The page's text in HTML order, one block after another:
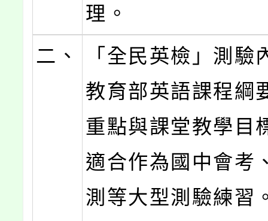
理。
二、
「全民英檢」測驗
教育部英語課程綱
重點與課堂教學目
適合作為國中會考
測等大型測驗練習